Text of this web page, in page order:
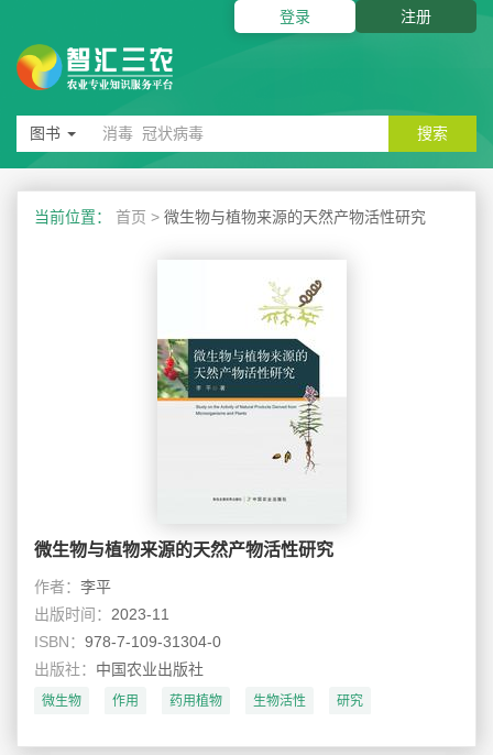
登录 注册
图书 搜索
当前位置： 首页 > 微生物与植物来源的天然产物活性研究
微生物与植物来源的天然产物活性研究
作者： 李平
出版时间： 2023-11
ISBN： 978-7-109-31304-0
出版社： 中国农业出版社
微生物 作用 药用植物 生物活性 研究